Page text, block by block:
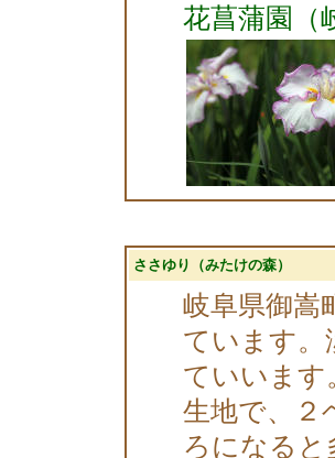
花菖蒲園（
ささゆり（みたけの森）
岐阜県御嵩
ています。
ていいます
生地で、２
ろになると